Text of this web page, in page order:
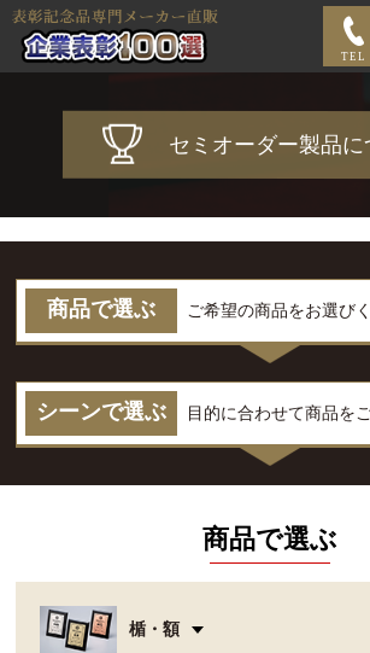
TEL
セミオーダー製品に
商品で選ぶ ご希望の商品をお選び
シーンで選ぶ 目的に合わせて商品を
商品で選ぶ
楯・額